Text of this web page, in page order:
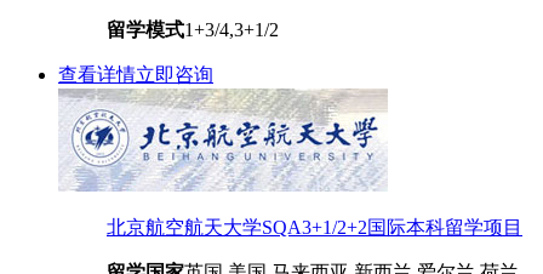
留学模式1+3/4,3+1/2
查看详情立即咨询
北京航空航天大学SQA3+1/2+2国际本科留学项目